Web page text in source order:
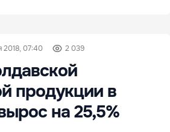
2018, 07:40 2 039
продукции в
на 25,5%